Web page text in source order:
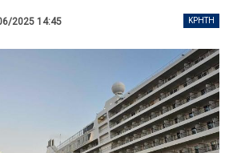
ΚΡΉΤΗ
2025 14:45